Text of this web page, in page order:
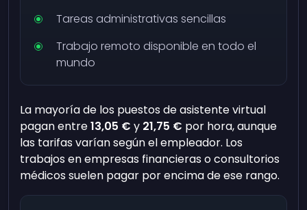
Tareas administrativas sencillas
Trabajo remoto disponible en todo el
mundo
La mayoría de los puestos de asistente virtual
pagan entre13,05 € y 21,75 € por hora, aunque
las tarifas varían según el empleador. Los
trabajos en empresas financieras o consultorios
médicos suelen pagar por encima de ese rango.